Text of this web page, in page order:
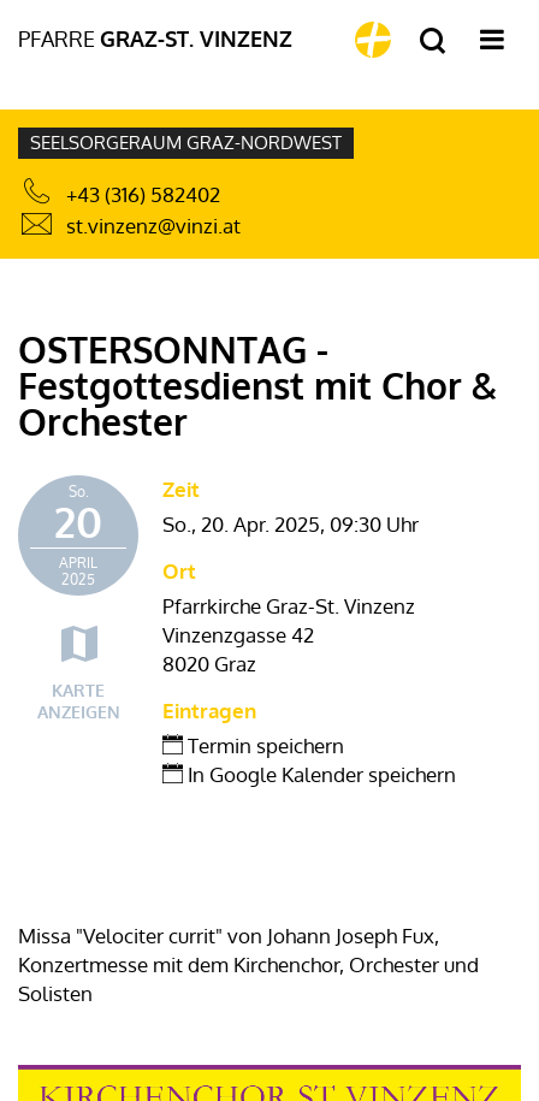
PFARRE GRAZ-ST. VINZENZ
SEELSORGERAUM GRAZ-NORDWEST
+43 (316) 582402
st.vinzenz@vinzi.at
OSTERSONNTAG -
Festgottesdienst mit Chor &
Orchester
So.
20
APRIL
2025
KARTE
ANZEIGEN
Zeit
So., 20. Apr. 2025, 09:30 Uhr
Ort
Pfarrkirche Graz-St. Vinzenz
Vinzenzgasse 42
8020 Graz
Eintragen
Termin speichern
In Google Kalender speichern
Missa "Velociter currit" von Johann Joseph Fux,
Konzertmesse mit dem Kirchenchor, Orchester und
Solisten